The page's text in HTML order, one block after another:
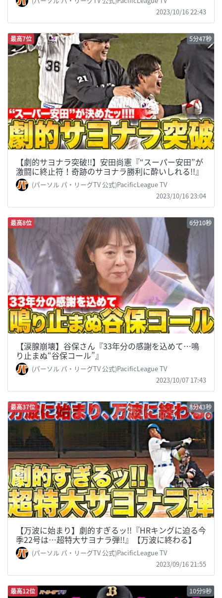
2023/10/16 22:43
最高7位 5分47秒
【劇的サヨナラ突破!!】安田尚憲『“スーパー安田”が
激闘に終止符！奇跡のサヨナラ勝利に酔いしれる!!』
(パーソル パ・リーグTV 公式)PacificLeague TV
2023/10/16 23:04
最高8位 6分10秒
【涙腺崩壊】谷保さん『33年分の感謝を込めて…鳴
り止まぬ“谷保コール”』
(パーソル パ・リーグTV 公式)PacificLeague TV
2023/10/07 17:43
最高37位 8分43秒
【万波に始まり】劇的すぎるッ!!『HRキングに迫る今
季22号は…超特大サヨナラ弾!!』【万波に終わる】
(パーソル パ・リーグTV 公式)PacificLeague TV
2023/09/16 21:55
最高12位 10分9秒